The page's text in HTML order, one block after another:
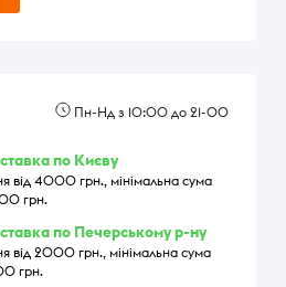
Пн-Нд з 10:00 до 21-00
по Києву
від 4000 грн., мінімальна сума
грн.
по Печерському р-ну
від 2000 грн., мінімальна сума
грн.